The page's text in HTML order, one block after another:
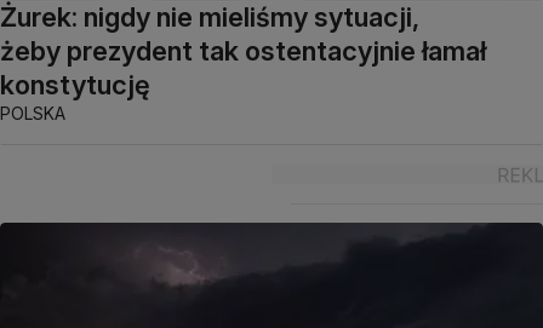
Żurek: nigdy nie mieliśmy sytuacji,
żeby prezydent tak ostentacyjnie łamał
konstytucję
POLSKA